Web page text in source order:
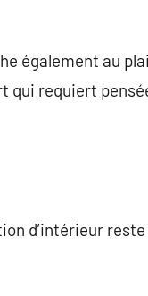
également au
qui requiert
d’intérieur reste